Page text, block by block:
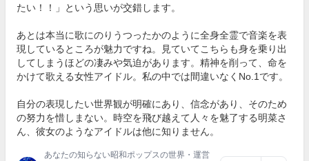
たい！！」という思いが交錯します。
あとは本当に歌にのりうつったかのように全身全霊で音楽を表
現しているところが魅力ですね。見ていてこちらも身を乗り出
してしまうほどの凄みや気迫があります。精神を削って、命を
かけて歌える女性アイドル。私の中では間違いなくNo.1です。
自分の表現したい世界観が明確にあり、信念があり、そのため
の努力を惜しまない。時空を飛び越えて人々を魅了する明菜さ
ん、彼女のようなアイドルは他に知りません。
あなたの知らない昭和ポップスの世界・運営